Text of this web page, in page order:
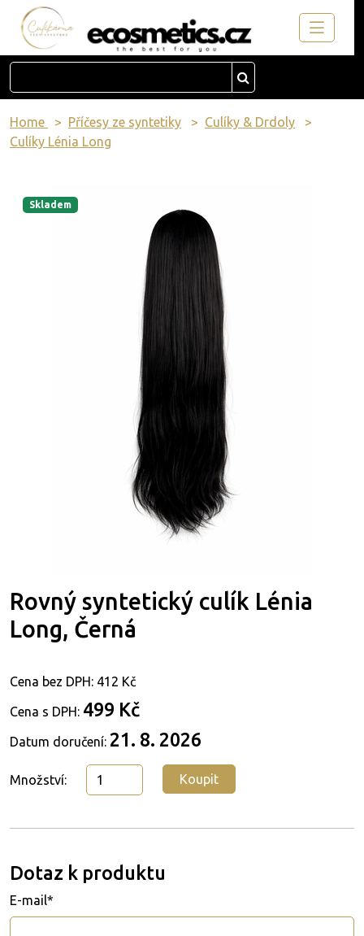
Home Příčesy ze syntetiky
Culíky & Drdoly
Culíky Lénia Long
Skladem
Rovný syntetický culík Lénia
Long, Černá
Cena bez DPH: 412 Kč
Cena s DPH: 499 Kč
Datum doručení: 21. 8. 2026
Množství: Koupit
Dotaz k produktu
E-mail*